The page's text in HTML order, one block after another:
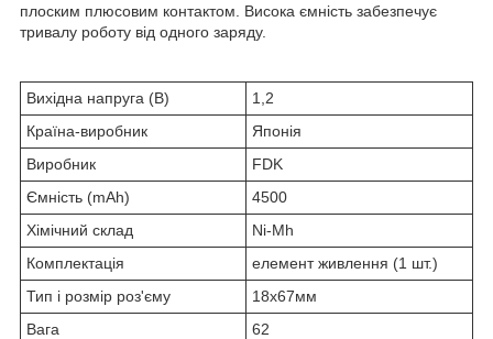
плоским плюсовим контактом. Висока ємність забезпечує
тривалу роботу від одного заряду.
Вихідна напруга (В)
1,2
Країна-виробник
Японія
Виробник
FDK
Ємність (mAh)
4500
Хімічний склад
Ni-Mh
Комплектація
елемент живлення (1 шт.)
Тип і розмір роз'єму
18x67мм
Вага
62